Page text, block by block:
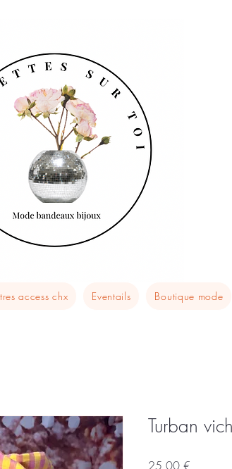
access chx Eventails Boutique mode
Turban
25,00 €